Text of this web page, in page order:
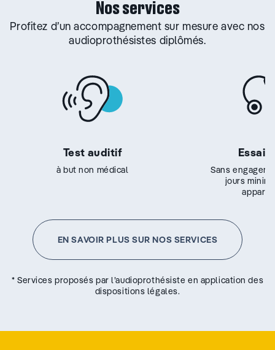
Nos services
Profitez d’un accompagnement sur mesure avec nos
audioprothésistes diplômés.
Test auditif
à but non médical
Essai
Sans
jours
EN SAVOIR PLUS SUR NOS SERVICES
* Services proposés par l’audioprothésiste en application des
dispositions légales.